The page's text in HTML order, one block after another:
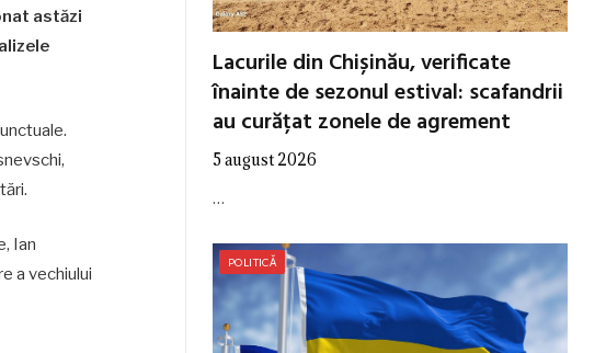
astăzi
Ian
a vechiului
Lacurile din Chișinău, verificate
înainte de sezonul estival: scafandrii
au curățat zonele de agrement
5 august 2026
…
POLITICĂ